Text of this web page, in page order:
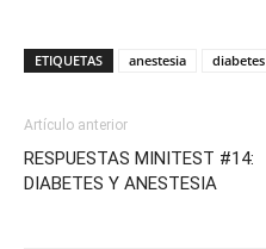
ETIQUETAS anestesia diabetes
Artículo anterior
RESPUESTAS MINITEST #14:
DIABETES Y ANESTESIA